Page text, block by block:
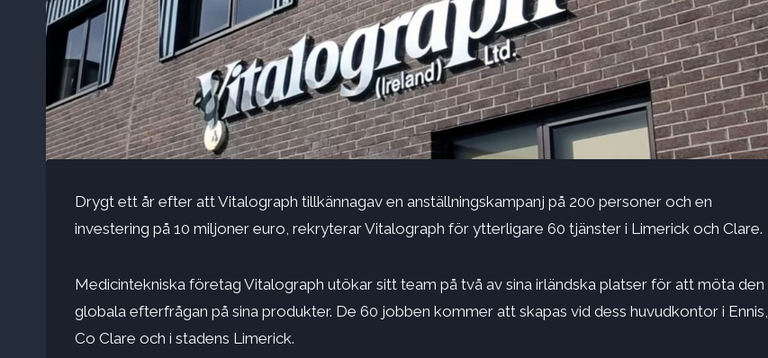
Drygt ett år efter att Vitalograph tillkännagav en anställningskampanj på 200 personer och en
investering på 10 miljoner euro, rekryterar Vitalograph för ytterligare 60 tjänster i Limerick och Clare.
Medicintekniska företag Vitalograph utökar sitt team på två av sina irländska platser för att möta den
globala efterfrågan på sina produkter. De 60 jobben kommer att skapas vid dess huvudkontor i Ennis,
Co Clare och i stadens Limerick.